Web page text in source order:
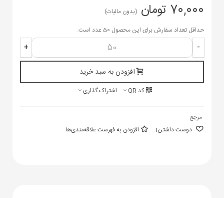
70,000 تومان
(بدون مالیات)
حداقل تعداد سفارش برای این محصول 50 عدد است.
-
+
افزودن به سبد خرید
کد QR اشتراک گذاری
مرجع:
دوست داشتن1 افزودن به فهرست علاقه‌مندی‌ها